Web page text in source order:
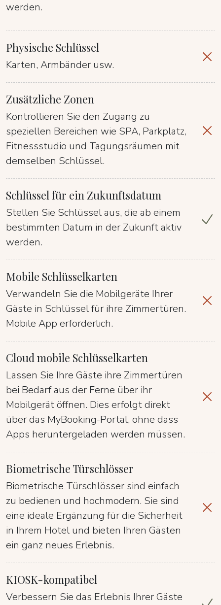
werden.
Physische Schlüssel
Karten, Armbänder usw.
Zusätzliche Zonen
Kontrollieren Sie den Zugang zu
speziellen Bereichen wie SPA, Parkplatz,
Fitnessstudio und Tagungsräumen mit
demselben Schlüssel.
Schlüssel für ein Zukunftsdatum
Stellen Sie Schlüssel aus, die ab einem
bestimmten Datum in der Zukunft aktiv
werden.
Mobile Schlüsselkarten
Verwandeln Sie die Mobilgeräte Ihrer
Gäste in Schlüssel für ihre Zimmertüren.
Mobile App erforderlich.
Cloud mobile Schlüsselkarten
Lassen Sie Ihre Gäste ihre Zimmertüren
bei Bedarf aus der Ferne über ihr
Mobilgerät öffnen. Dies erfolgt direkt
über das MyBooking-Portal, ohne dass
Apps heruntergeladen werden müssen.
Biometrische Türschlösser
Biometrische Türschlösser sind einfach
zu bedienen und hochmodern. Sie sind
eine ideale Ergänzung für die Sicherheit
in Ihrem Hotel und bieten Ihren Gästen
ein ganz neues Erlebnis.
KIOSK-kompatibel
Verbessern Sie das Erlebnis Ihrer Gäste